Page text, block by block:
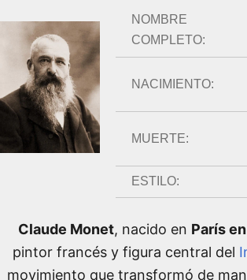
NOMBRE
COMPLETO:
NACIMIENTO:
MUERTE:
ESTILO:
Claude Monet, nacido en París
pintor francés y figura central del
movimiento que transformó de